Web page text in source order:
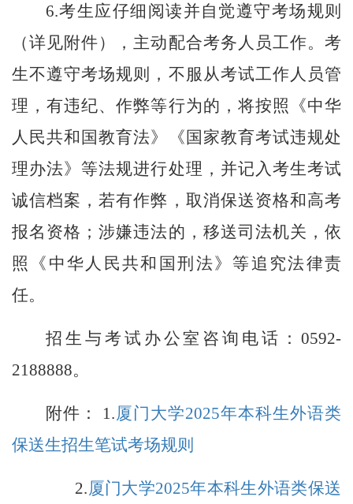
6.考生应仔细阅读并自觉遵守考场规则
（详见附件），主动配合考务人员工作。考
生不遵守考场规则，不服从考试工作人员管
理，有违纪、作弊等行为的，将按照《中华
人民共和国教育法》《国家教育考试违规处
理办法》等法规进行处理，并记入考生考试
诚信档案，若有作弊，取消保送资格和高考
报名资格；涉嫌违法的，移送司法机关，依
照《中华人民共和国刑法》等追究法律责
任。
招生与考试办公室咨询电话： 0592-
2188888。
附件： 1.厦门大学2025年本科生外语类
保送生招生笔试考场规则
2.厦门大学2025年本科生外语类保送